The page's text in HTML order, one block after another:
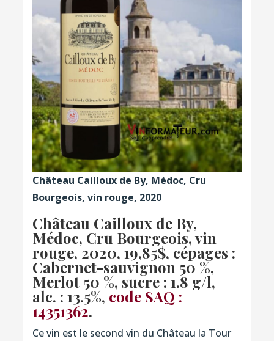
Château Cailloux de By, Médoc, Cru
Bourgeois, vin rouge, 2020
Château Cailloux de By,
Médoc, Cru Bourgeois, vin
rouge, 2020, 19,85$, cépages :
Cabernet-sauvignon 50 %,
Merlot 50 %, sucre : 1.8 g/l,
alc. : 13.5%, code SAQ :
14351362.
Ce vin est le second vin du Château la Tour